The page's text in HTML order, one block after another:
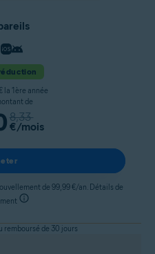
la 1ère année
de
8,33
€/mois
de 99,99 €/an. Détails de
remboursé de 30 jours